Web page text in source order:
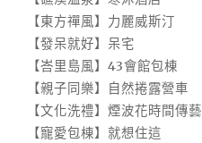
【東方禪風】力麗威斯汀
【發呆就好】呆宅
【峇里島風】43會館包棟
【親子同樂】自然捲露營車
【文化洗禮】煙波花時間傳藝
【寵愛包棟】就想住這